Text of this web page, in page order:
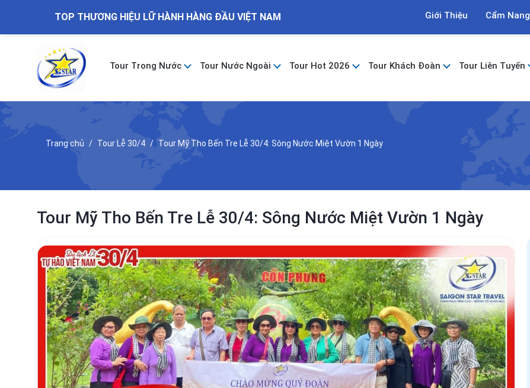
TOP THƯƠNG HIỆU LỮ HÀNH HÀNG ĐẦU VIỆT NAM Giới Thiệu Cẩm Nang
Tour Trong Nước Tour Nước Ngoài Tour Hot 2026 Tour Khách Đoàn Tour Liên Tuyến
Trang chủ Tour Lễ 30/4 Tour Mỹ Tho Bến Tre Lễ 30/4: Sông Nước Miệt Vườn 1 Ngày
Tour Mỹ Tho Bến Tre Lễ 30/4: Sông Nước Miệt Vườn 1 Ngày